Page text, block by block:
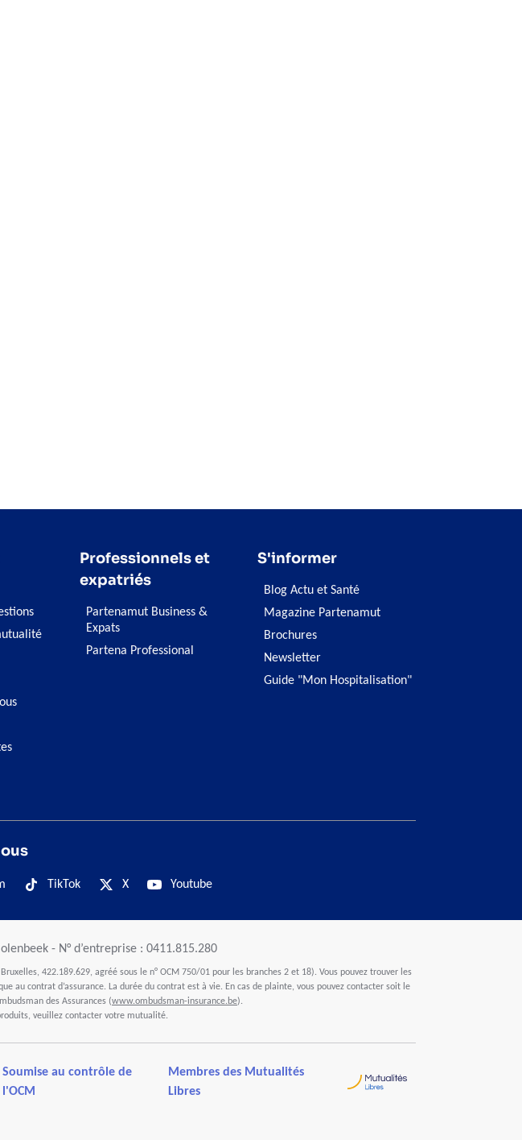
Professionnels et
expatriés
Partenamut Business &
Expats
Partena Professional
S'informer
Blog Actu et Santé
Magazine Partenamut
Brochures
Newsletter
Guide "Mon Hospitalisation"
TikTok X Youtube
- N° d’entreprise : 0411.815.280
422.189.629, agréé sous le n° OCM 750/01 pour les branches 2 et 18). Vous pouvez trouver les
au contrat d’assurance. La durée du contrat est à vie. En cas de plainte, vous pouvez contacter soit le
des Assurances (www.ombudsman-insurance.be).
veuillez contacter votre mutualité.
Soumise au contrôle de
l'OCM
Membres des Mutualités
Libres